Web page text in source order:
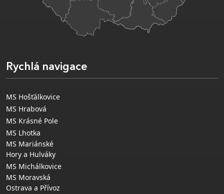
Rychlá navigace
MS Hošťálkovice
MS Hrabová
MS Krásné Pole
MS Lhotka
MS Mariánské
Hory a Hulváky
MS Michálkovice
MS Moravská
Ostrava a Přívoz